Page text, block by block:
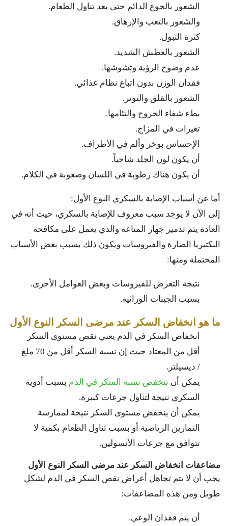
الشعور بالجوع الدائم حتى بعد تناول الطعام.
والشعور بالتعب والإرهاق.
كثرة التبول.
الشعور بالعطش الشديد.
عدم وضوح الرؤية وتشوشها.
فقدان الوزن بدون اتباع نظام غذائي.
الشعور بالقلق والتوتر.
بطء شفاء الجروح والتئامها.
تغيرات في المزاج.
الإحساس بوخز وألم في الأطراف.
أن يكون لون الجلد شاحباً.
أن يكون هناك رطوبة في اللسان وصعوبة في الكلام.
أما عن أسباب الإصابة بالسكري النوع الأول:
إلى الآن لا يوجد سبب معروف للإصابة بالسكري، حيث أنه في
العادة يتم تدمير جهاز المناعة والذي يعمل على مكافحة
البكتيريا الضارة والفيروسات ويكون ذلك بسبب بعض الأسباب
المحتملة ومنها:
نتيجة التعرض للفيروسات وبعض العوامل الأخرى.
بسبب الجينات الوراثية.
ما هو انخفاض السكر عند مرضى السكر النوع الأول
انخفاض السكر في الدم يعني نقص مستوى السكر
أقل من المعتاد حيث إن نسبة السكر أقل من 70 ملغ
/ ديسيلتر.
يمكن أن تنخفض نسبة السكر في الدم بسبب أدوية
السكري نتيجة لتناول جرعات كبيرة.
يمكن أن ينخفض مستوى السكر نتيجة لممارسة
التمارين الرياضية أو بسبب تناول الطعام بكمية لا
تتوافق مع جرعات الأنسولين.
مضاعفات انخفاض السكر عند مرضى السكر النوع الأول
يجب أن لا يتم تجاهل أعراض نقص السكر في الدم لشكل
طويل ومن هذه المضاعفات:
أن يتم فقدان الوعي.